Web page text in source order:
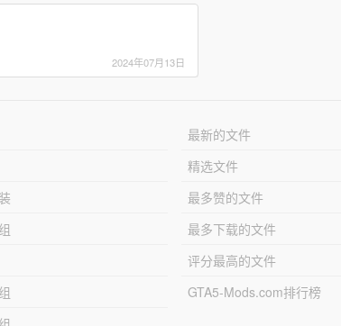
2024年07月13日
最新的文件
精选文件
最多赞的文件
最多下载的文件
评分最高的文件
GTA5-Mods.com排行榜